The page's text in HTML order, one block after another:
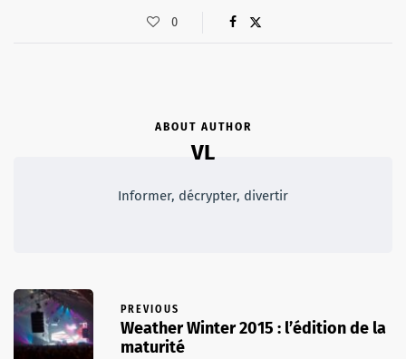
0
ABOUT AUTHOR
VL
Informer, décrypter, divertir
PREVIOUS
Weather Winter 2015 : l’édition de la
maturité